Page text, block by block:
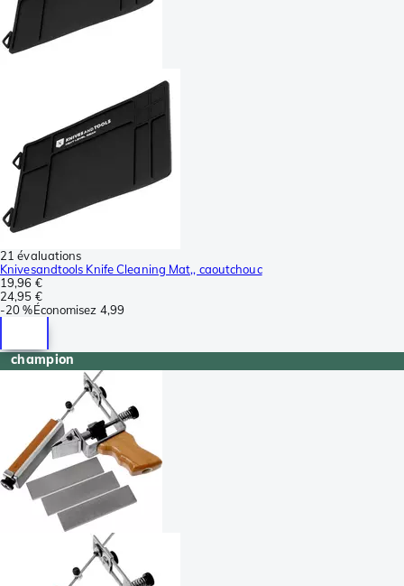
21 évaluations
Knivesandtools Knife Cleaning Mat,, caoutchouc
19,96 €
24,95 €
-20 %Économisez 4,99
champion